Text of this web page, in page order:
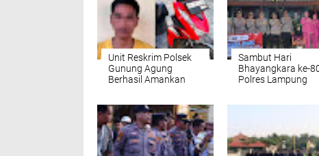
Unit Reskrim Polsek
Gunung Agung
Berhasil Amankan
Penggelapan
Sambut Hari
Bhayangkara ke-
Polres Lampung
Warakawuri